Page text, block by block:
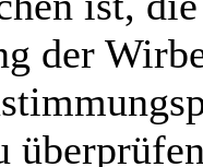
der